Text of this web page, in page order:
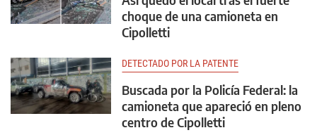
choque de una camioneta en
Cipolletti
DETECTADO POR LA PATENTE
Buscada por la Policía Federal: la
camioneta que apareció en pleno
centro de Cipolletti